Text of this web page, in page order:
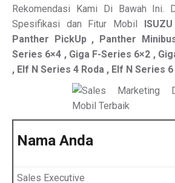
Rekomendasi Kami Di Bawah Ini.
Spesifikasi dan Fitur Mobil ISUZU
Panther PickUp , Panther
Series 6×4 , Giga F-Series 6×2 ,
, Elf N Series 4 Roda , Elf N Series 6
Nama Anda
Sales Executive